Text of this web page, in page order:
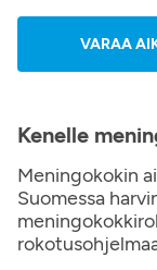
VARAA
Kenelle
Meningokokin
Suomessa